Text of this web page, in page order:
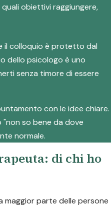
obiettivi raggiungere,
il colloquio è protetto dal
dello psicologo è uno
senza timore di essere
con le idee chiare.
so bene da dove
normale.
di chi ho
maggior parte delle persone